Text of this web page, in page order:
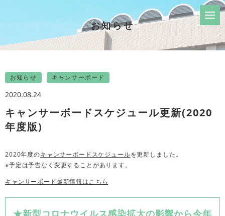
お知らせ
お知らせ キャンサーボード
2020.08.24
キャンサーボードスケジュール更新(2020
年度版)
2020年度のキャンサーボードスケジュールを更新しました。
※予定は予告なく変更することがあります。
キャンサーボード最新情報はこちら
★新型コロナウイルス感染拡大の影響から今年